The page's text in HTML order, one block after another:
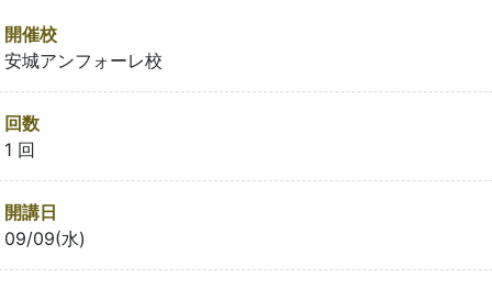
開催校
安城アンフォーレ校
回数
1 回
開講日
09/09(水)